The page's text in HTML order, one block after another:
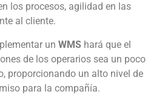
los procesos, agilidad en las
al cliente.
un WMS hará que el
de los operarios sea un poco
proporcionando un alto nivel de
para la compañía.